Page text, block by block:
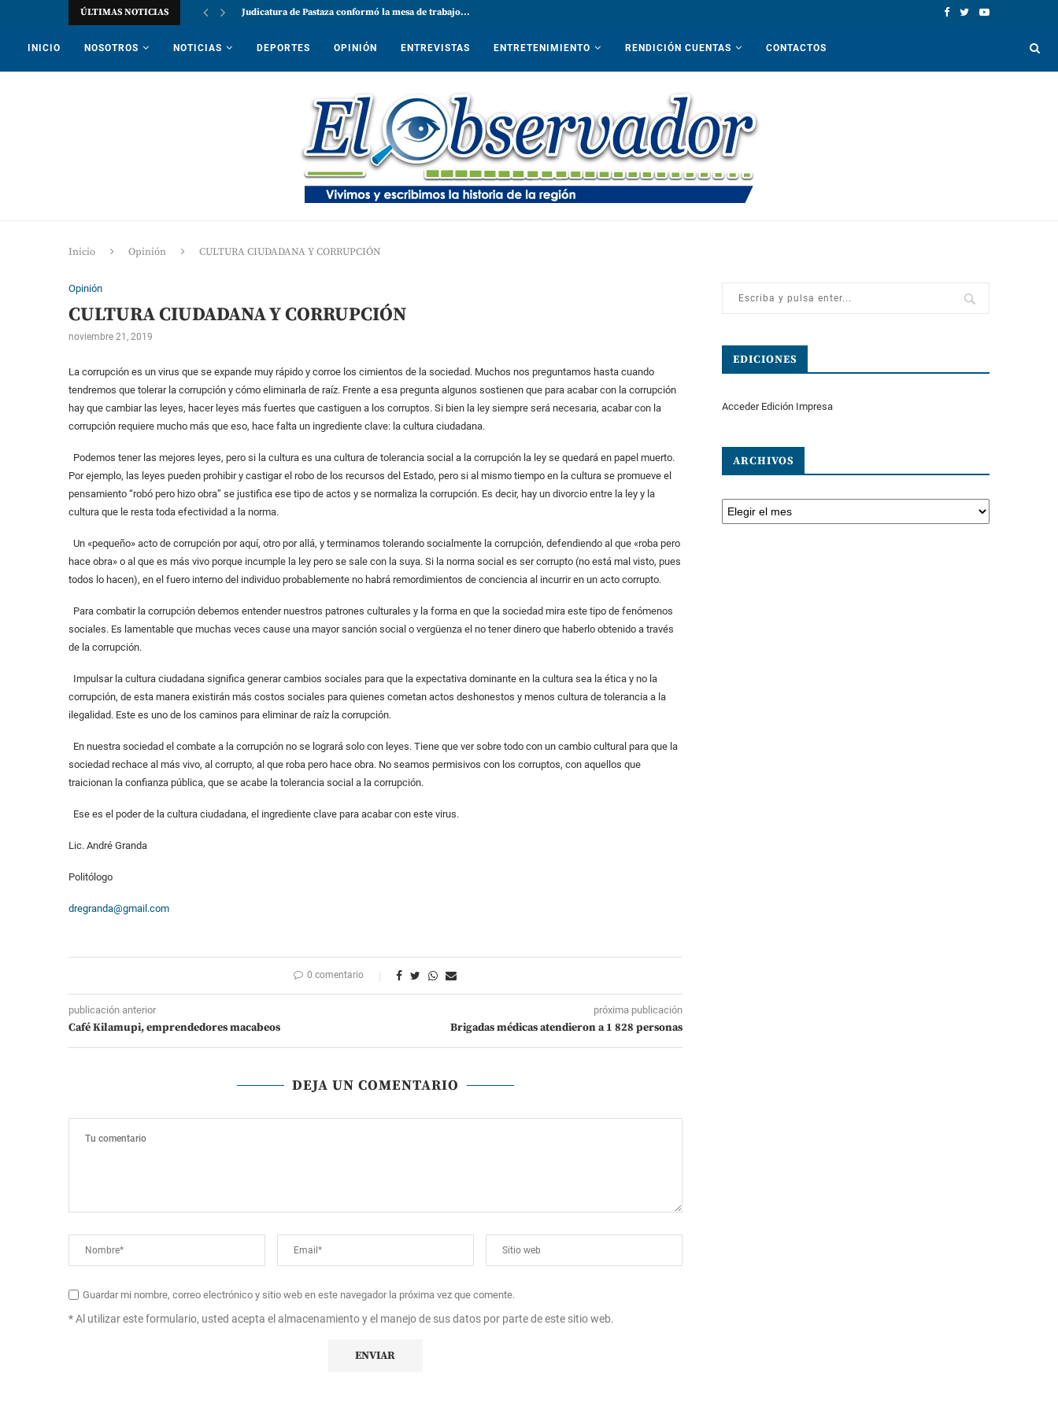
ÚLTIMAS NOTICIAS Judicatura de Pastaza conformó la mesa de trabajo...
INICIO NOSOTROS NOTICIAS DEPORTES OPINIÓN ENTREVISTAS ENTRETENIMIENTO RENDICIÓN CUENTAS CONTACTOS
Inicio Opinión CULTURA CIUDADANA Y CORRUPCIÓN
Opinión
CULTURA CIUDADANA Y CORRUPCIÓN
noviembre 21, 2019
La corrupción es un virus que se expande muy rápido y corroe los cimientos de la sociedad. Muchos nos preguntamos hasta cuando
tendremos que tolerar la corrupción y cómo eliminarla de raíz. Frente a esa pregunta algunos sostienen que para acabar con la corrupción
hay que cambiar las leyes, hacer leyes más fuertes que castiguen a los corruptos. Si bien la ley siempre será necesaria, acabar con la
corrupción requiere mucho más que eso, hace falta un ingrediente clave: la cultura ciudadana.
Podemos tener las mejores leyes, pero si la cultura es una cultura de tolerancia social a la corrupción la ley se quedará en papel muerto.
Por ejemplo, las leyes pueden prohibir y castigar el robo de los recursos del Estado, pero si al mismo tiempo en la cultura se promueve el
pensamiento “robó pero hizo obra” se justifica ese tipo de actos y se normaliza la corrupción. Es decir, hay un divorcio entre la ley y la
cultura que le resta toda efectividad a la norma.
Un «pequeño» acto de corrupción por aquí, otro por allá, y terminamos tolerando socialmente la corrupción, defendiendo al que «roba pero
hace obra» o al que es más vivo porque incumple la ley pero se sale con la suya. Si la norma social es ser corrupto (no está mal visto, pues
todos lo hacen), en el fuero interno del individuo probablemente no habrá remordimientos de conciencia al incurrir en un acto corrupto.
Para combatir la corrupción debemos entender nuestros patrones culturales y la forma en que la sociedad mira este tipo de fenómenos
sociales. Es lamentable que muchas veces cause una mayor sanción social o vergüenza el no tener dinero que haberlo obtenido a través
de la corrupción.
Impulsar la cultura ciudadana significa generar cambios sociales para que la expectativa dominante en la cultura sea la ética y no la
corrupción, de esta manera existirán más costos sociales para quienes cometan actos deshonestos y menos cultura de tolerancia a la
ilegalidad. Este es uno de los caminos para eliminar de raíz la corrupción.
En nuestra sociedad el combate a la corrupción no se logrará solo con leyes. Tiene que ver sobre todo con un cambio cultural para que la
sociedad rechace al más vivo, al corrupto, al que roba pero hace obra. No seamos permisivos con los corruptos, con aquellos que
traicionan la confianza pública, que se acabe la tolerancia social a la corrupción.
Ese es el poder de la cultura ciudadana, el ingrediente clave para acabar con este virus.
Lic. André Granda
Politólogo
dregranda@gmail.com
0 comentario
publicación anterior
Café Kilamupi, emprendedores macabeos
próxima publicación
Brigadas médicas atendieron a 1 828 personas
DEJA UN COMENTARIO
Guardar mi nombre, correo electrónico y sitio web en este navegador la próxima vez que comente.
* Al utilizar este formulario, usted acepta el almacenamiento y el manejo de sus datos por parte de este sitio web.
EDICIONES
Acceder Edición Impresa
ARCHIVOS